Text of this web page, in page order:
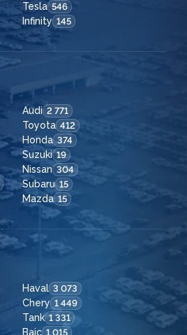
Tesla 546
Infinity 145
Audi 2 771
Toyota 412
Honda 374
Suzuki 19
Nissan 304
Subaru 15
Mazda 15
Haval 3 073
Chery 1 449
Tank 1 331
Baic 1 015